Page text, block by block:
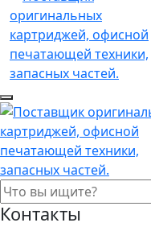
Контакты